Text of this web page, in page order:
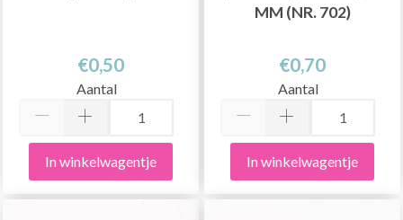
€0,50
Aantal
In winkelwagentje
MM (NR. 702)
€0,70
Aantal
In winkelwagentje